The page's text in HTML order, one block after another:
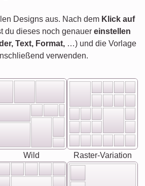
Designs aus. Nach dem Klick auf
du dieses noch genauer einstellen
Text, Format,…) und die Vorlage
verwenden.
Wild Raster-Variation